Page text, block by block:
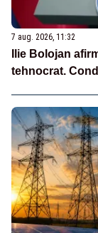
7 aug. 2026, 11:32
Ilie Bolojan
tehnocrat.